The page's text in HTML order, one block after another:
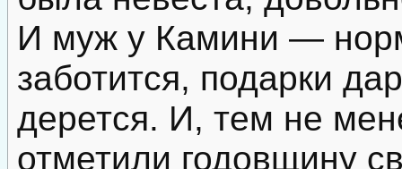
И муж у Камини —
заботится, подарки
дерется. И, тем не
отметили годовщину